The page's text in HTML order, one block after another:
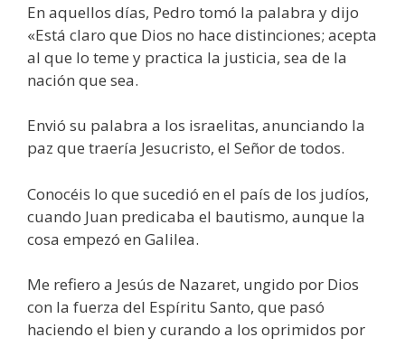
En aquellos días, Pedro tomó la palabra y dijo
«Está claro que Dios no hace distinciones; acepta
al que lo teme y practica la justicia, sea de la
nación que sea.
Envió su palabra a los israelitas, anunciando la
paz que traería Jesucristo, el Señor de todos.
Conocéis lo que sucedió en el país de los judíos,
cuando Juan predicaba el bautismo, aunque la
cosa empezó en Galilea.
Me refiero a Jesús de Nazaret, ungido por Dios
con la fuerza del Espíritu Santo, que pasó
haciendo el bien y curando a los oprimidos por